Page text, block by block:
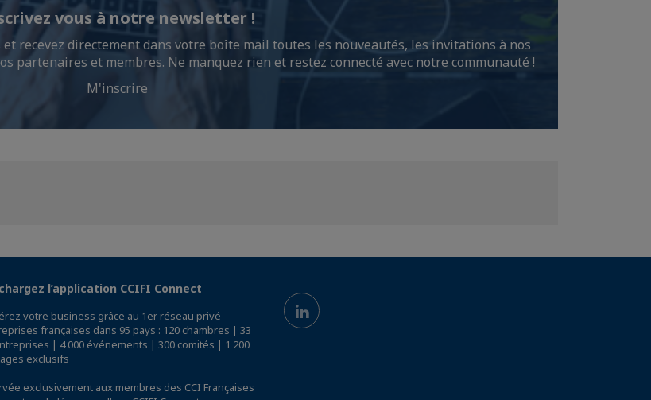
vous à notre newsletter !
recevez directement dans votre boîte mail toutes les nouveautés, les invitations à nos
partenaires et membres. Ne manquez rien et restez connecté avec notre communauté !
M'inscrire
l’application CCIFI Connect
votre business grâce au 1er réseau privé
françaises dans 95 pays : 120 chambres | 33
| 4 000 événements | 300 comités | 1 200
exclusifs
exclusivement aux membres des CCI Françaises